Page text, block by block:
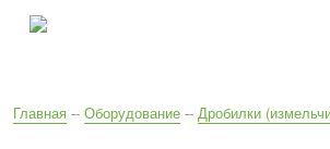
Перейти
Вы
здесь
Главная -- Оборудование -- Дробилки